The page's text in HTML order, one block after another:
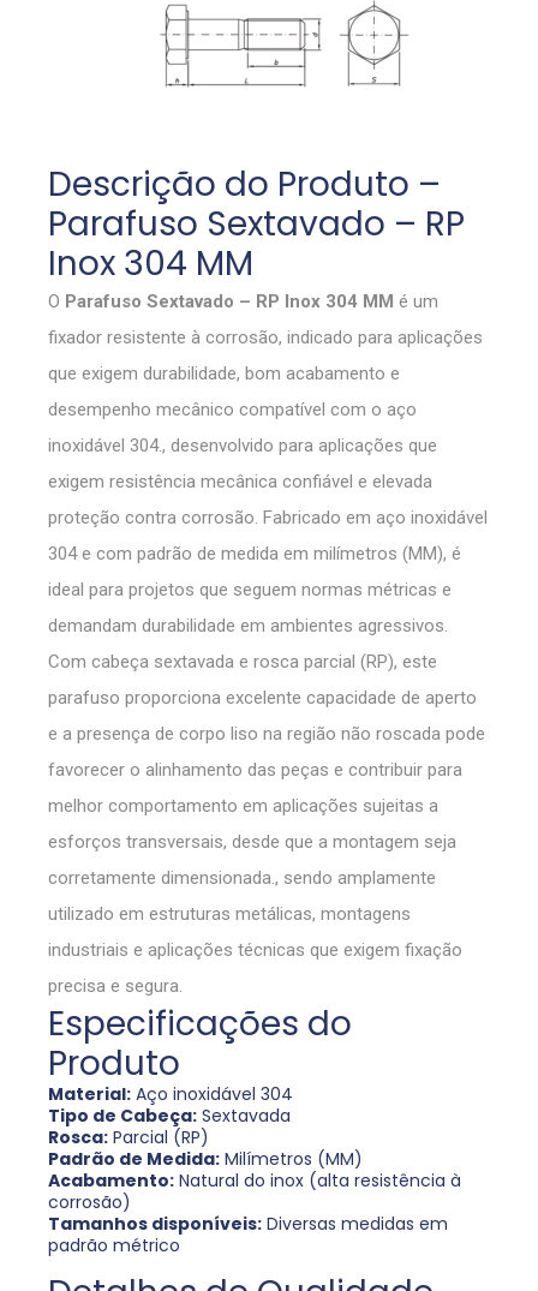
Descrição do Produto –
Parafuso Sextavado – RP
Inox 304 MM​
O Parafuso Sextavado – RP Inox 304 MM é um
fixador resistente à corrosão, indicado para aplicações
que exigem durabilidade, bom acabamento e
desempenho mecânico compatível com o aço
inoxidável 304., desenvolvido para aplicações que
exigem resistência mecânica confiável e elevada
proteção contra corrosão. Fabricado em aço inoxidável
304 e com padrão de medida em milímetros (MM), é
ideal para projetos que seguem normas métricas e
demandam durabilidade em ambientes agressivos.
Com cabeça sextavada e rosca parcial (RP), este
parafuso proporciona excelente capacidade de aperto
e a presença de corpo liso na região não roscada pode
favorecer o alinhamento das peças e contribuir para
melhor comportamento em aplicações sujeitas a
esforços transversais, desde que a montagem seja
corretamente dimensionada., sendo amplamente
utilizado em estruturas metálicas, montagens
industriais e aplicações técnicas que exigem fixação
precisa e segura.
Especificações do
Produto
Material: Aço inoxidável 304
Tipo de Cabeça: Sextavada
Rosca: Parcial (RP)
Padrão de Medida: Milímetros (MM)
Acabamento: Natural do inox (alta resistência à
corrosão)
Tamanhos disponíveis: Diversas medidas em
padrão métrico